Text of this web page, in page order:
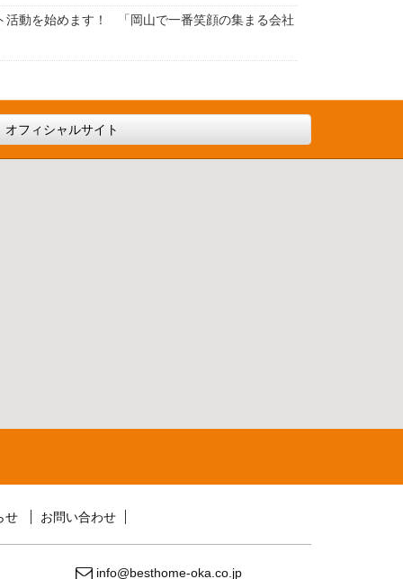
活動を始めます！ 「岡山で一番笑顔の集まる会社
オフィシャルサイト
せ お問い合わせ
info@besthome-oka.co.jp